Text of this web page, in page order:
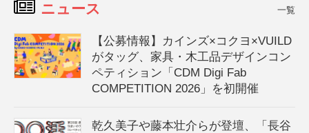
ニュース 一覧
【公募情報】カインズ×コクヨ×VUILD
がタッグ、家具・木工品デザインコン
ペティション「CDM Digi Fab
COMPETITION 2026」を初開催
乾久美子や藤本壮介らが登壇、「長谷